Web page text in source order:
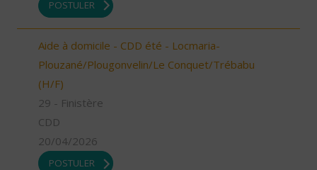
POSTULER
Aide à domicile - CDD été - Locmaria-
Plouzané/Plougonvelin/Le Conquet/Trébabu
(H/F)
29 - Finistère
CDD
20/04/2026
POSTULER